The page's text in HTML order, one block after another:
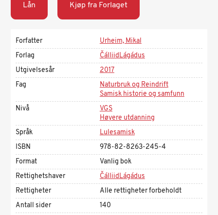
Lån Kjøp fra Forlaget
Forfatter
Urheim, Mikal
Forlag
ČálliidLágádus
Utgivelsesår
2017
Fag
Naturbruk og Reindrift
Samisk historie og samfunn
Nivå
VGS
Høyere utdanning
Språk
Lulesamisk
ISBN
978-82-8263-245-4
Format
Vanlig bok
Rettighetshaver
ČálliidLágádus
Rettigheter
Alle rettigheter forbeholdt
Antall sider
140